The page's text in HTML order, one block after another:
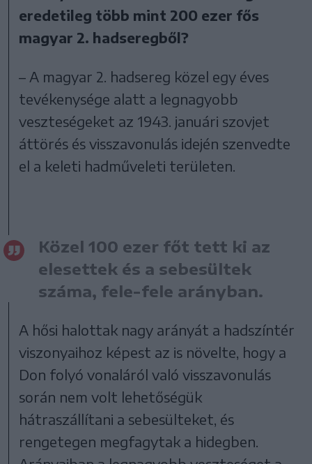
eredetileg több mint 200 ezer fős
magyar 2. hadseregből?
– A magyar 2. hadsereg közel egy éves
tevékenysége alatt a legnagyobb
veszteségeket az 1943. januári szovjet
áttörés és visszavonulás idején szenvedte
el a keleti hadműveleti területen.
Közel 100 ezer főt tett ki az
elesettek és a sebesültek
száma, fele-fele arányban.
A hősi halottak nagy arányát a hadszíntér
viszonyaihoz képest az is növelte, hogy a
Don folyó vonaláról való visszavonulás
során nem volt lehetőségük
hátraszállítani a sebesülteket, és
rengetegen megfagytak a hidegben.